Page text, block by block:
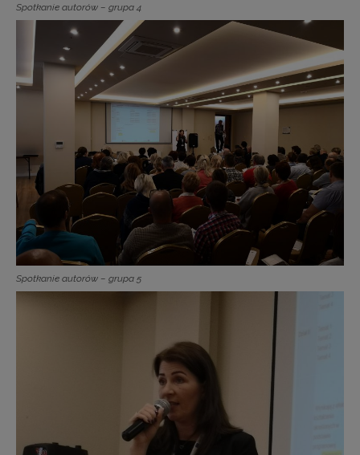
Spotkanie autorów – grupa 4
Spotkanie autorów – grupa 5